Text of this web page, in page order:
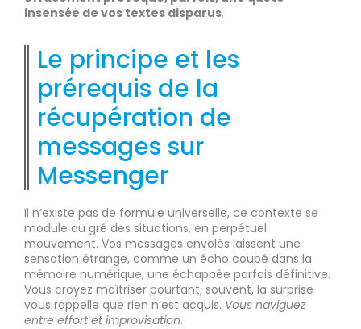
insensée de vos textes disparus.
Le principe et les
prérequis de la
récupération de
messages sur
Messenger
Il n’existe pas de formule universelle, ce contexte se
module au gré des situations, en perpétuel
mouvement. Vos messages envolés laissent une
sensation étrange, comme un écho coupé dans la
mémoire numérique, une échappée parfois définitive.
Vous croyez maîtriser pourtant, souvent, la surprise
vous rappelle que rien n’est acquis. Vous naviguez
entre effort et improvisation.